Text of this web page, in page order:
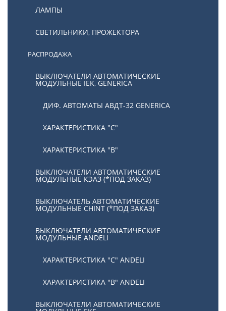
ЛАМПЫ
СВЕТИЛЬНИКИ, ПРОЖЕКТОРА
РАСПРОДАЖА
ВЫКЛЮЧАТЕЛИ АВТОМАТИЧЕСКИЕ
МОДУЛЬНЫЕ IEK, GENERICA
ДИФ. АВТОМАТЫ АВДТ-32 GENERICA
ХАРАКТЕРИСТИКА "С"
ХАРАКТЕРИСТИКА "В"
ВЫКЛЮЧАТЕЛИ АВТОМАТИЧЕСКИЕ
МОДУЛЬНЫЕ КЭАЗ (*ПОД ЗАКАЗ)
ВЫКЛЮЧАТЕЛЬ АВТОМАТИЧЕСКИЕ
МОДУЛЬНЫЕ CHINT (*ПОД ЗАКАЗ)
ВЫКЛЮЧАТЕЛИ АВТОМАТИЧЕСКИЕ
МОДУЛЬНЫЕ ANDELI
ХАРАКТЕРИСТИКА "C" ANDELI
ХАРАКТЕРИСТИКА "B" ANDELI
ВЫКЛЮЧАТЕЛИ АВТОМАТИЧЕСКИЕ